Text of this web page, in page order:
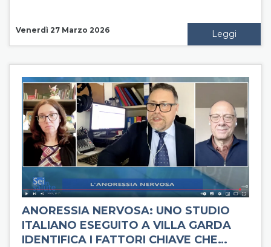
Venerdì 27 Marzo 2026 Leggi
ANORESSIA NERVOSA: UNO STUDIO
ITALIANO ESEGUITO A VILLA GARDA
IDENTIFICA I FATTORI CHIAVE CHE…